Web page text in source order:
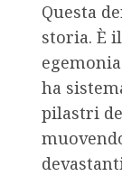
Questa
storia. È
ha
pilastri